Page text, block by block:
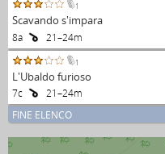
1
Scavando s'impara
8a 21–24m
1
L'Ubaldo furioso
7c 21–24m
FINE ELENCO